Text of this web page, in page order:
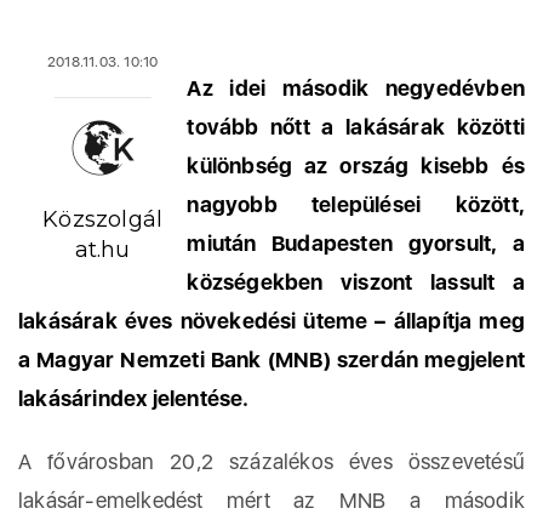
2018.11.03. 10:10
Közszolgál
at.hu
Az idei második negyedévben
tovább nőtt a lakásárak közötti
különbség az ország kisebb és
nagyobb települései között,
miután Budapesten gyorsult, a
községekben viszont lassult a
lakásárak éves növekedési üteme – állapítja meg
a Magyar Nemzeti Bank (MNB) szerdán megjelent
lakásárindex jelentése.
A fővárosban 20,2 százalékos éves összevetésű
lakásár-emelkedést mért az MNB a második